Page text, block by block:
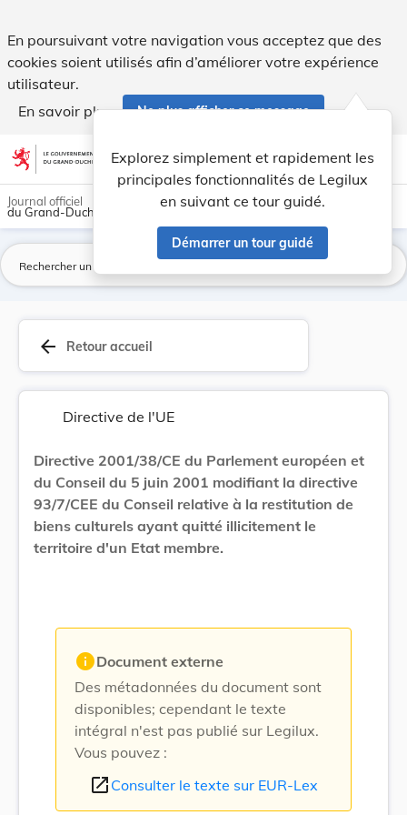
En poursuivant votre navigation vous acceptez que des
cookies soient utilisés afin d’améliorer votre expérience
utilisateur.
En savoir plus
Ne plus afficher ce message
Aller au contenu account_circle help Aide
Explorez simplement et rapidement les
principales fonctionnalités de Legilux
en suivant ce tour guidé.
Démarrer un tour guidé
light_mode dark_mode
Journal officiel
du Grand-Duché de Luxembourg
arrow_back Retour accueil
Directive de l'UE
Directive 2001/38/CE du Parlement européen et
du Conseil du 5 juin 2001 modifiant la directive
93/7/CEE du Conseil relative à la restitution de
biens culturels ayant quitté illicitement le
territoire d'un Etat membre.
infoDocument externe
Des métadonnées du document sont
disponibles; cependant le texte
intégral n'est pas publié sur Legilux.
Vous pouvez :
open_in_new Consulter le texte sur EUR-Lex